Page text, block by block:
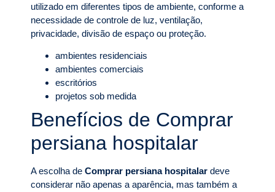
utilizado em diferentes tipos de ambiente, conforme a
necessidade de controle de luz, ventilação,
privacidade, divisão de espaço ou proteção.
ambientes residenciais
ambientes comerciais
escritórios
projetos sob medida
Benefícios de Comprar
persiana hospitalar
A escolha de Comprar persiana hospitalar deve
considerar não apenas a aparência, mas também a